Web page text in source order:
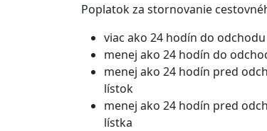
Poplatok za stornovanie
viac ako 24 hodín do
menej ako 24 hodín do
menej ako 24 hodín pred
lístok
menej ako 24 hodín pred
lístka